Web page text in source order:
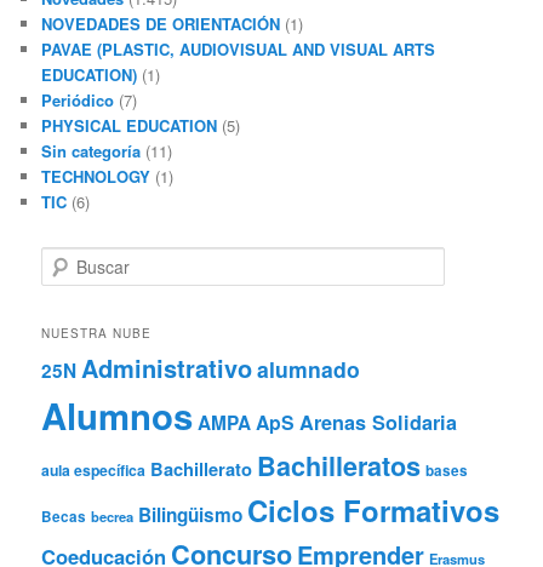
NOVEDADES DE ORIENTACIÓN (1)
PAVAE (PLASTIC, AUDIOVISUAL AND VISUAL ARTS
EDUCATION) (1)
Periódico (7)
PHYSICAL EDUCATION (5)
Sin categoría (11)
TECHNOLOGY (1)
TIC (6)
u
c
r
NUESTRA NUBE
25NAdministrativoalumnado
AlumnosAMPAApS Arenas Solidaria
aula específica Bachillerato Bachilleratos bases
Becas becrea Bilingüismo Ciclos Formativos
Coeducación ConcursoEmprender Erasmus